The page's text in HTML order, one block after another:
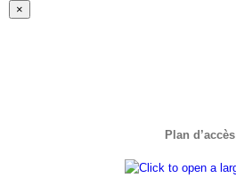
Fermer
la
×
Plan d’accès